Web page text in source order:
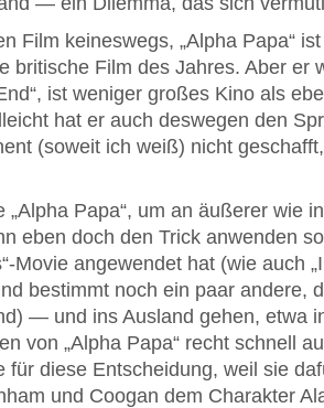
Film keineswegs, „Alpha Papa“ ist
britische Film des Jahres. Aber er
ist weniger großes Kino als
hat er auch deswegen den
(soweit ich weiß) nicht
„Alpha Papa“, um an äußerer wie
eben doch den Trick anwenden
Movie angewendet hat (wie auch
bestimmt noch ein paar andere,
— und ins Ausland gehen, etwa
von „Alpha Papa“ recht schnell
für diese Entscheidung, weil sie
und Coogan dem Charakter